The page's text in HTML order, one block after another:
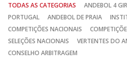
TODAS AS CATEGORIAS ANDEBOL 4
PORTUGAL
ANDEBOL DE PRAIA
COMPETIÇÕES NACIONAIS
SELEÇÕES NACIONAIS
VERTENTES DO
CONSELHO ARBITRAGEM